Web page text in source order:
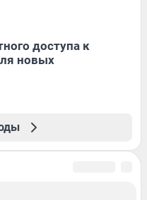
доступа к
новых